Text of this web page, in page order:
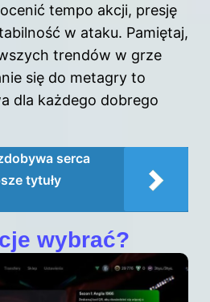
tempo akcji, presję
w ataku. Pamiętaj,
trendów w grze
się do metagry to
dla każdego dobrego
serca
tytuły
wybrać?